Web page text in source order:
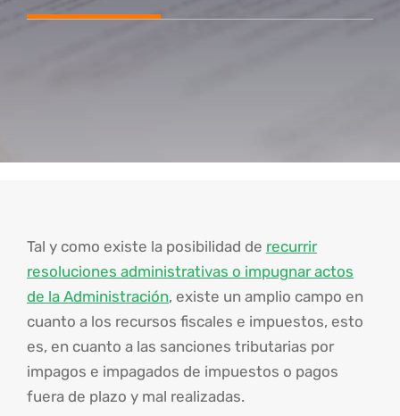
Tal y como existe la posibilidad de recurrir
resoluciones administrativas o impugnar actos
de la Administración, existe un amplio campo en
cuanto a los recursos fiscales e impuestos, esto
es, en cuanto a las sanciones tributarias por
impagos e impagados de impuestos o pagos
fuera de plazo y mal realizadas.